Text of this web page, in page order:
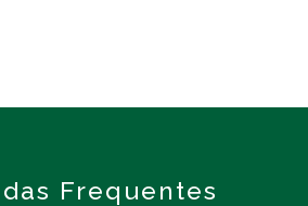
Frequentes